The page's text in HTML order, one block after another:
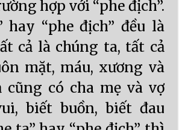
hợp với “phe địch”.
hay “phe địch” đều là
cả là chúng ta, tất cả
mặt, máu, xương và
cũng có cha mẹ và vợ
biết buồn, biết đau